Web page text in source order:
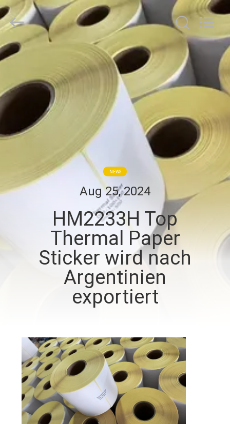
HAUS
PRODUKTE
VIDEOS
AUSFLUG
QUALITÄTSKONTROLLE
UNS
VERBINDUNG
NACHRICHTEN
WEIFANG
SUPERRELIABLE
TECHNOLOGY
CO,LTD.
All
Reserved.
NEWS
Aug 25, 2024
HM2233H Top
Thermal Paper
Sticker wird nach
Argentinien
exportiert